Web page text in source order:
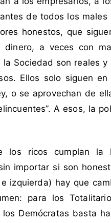
de todos los males
honestos, que
dinero, a veces con
Sociedad son reales y
Ellos solo siguen
o se aprovechan de
A esos, la
los ricos cumplan la
importar si son
izquierda) hay que
para los
Demócratas basta